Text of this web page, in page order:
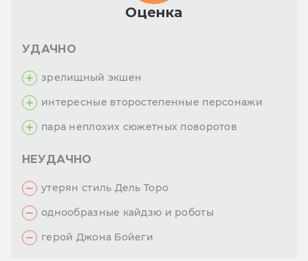
Оценка
УДАЧНО
зрелищный экшен
интересные второстепенные персонажи
пара неплохих сюжетных поворотов
НЕУДАЧНО
утерян стиль Дель Торо
однообразные кайдзю и роботы
герой Джона Бойеги